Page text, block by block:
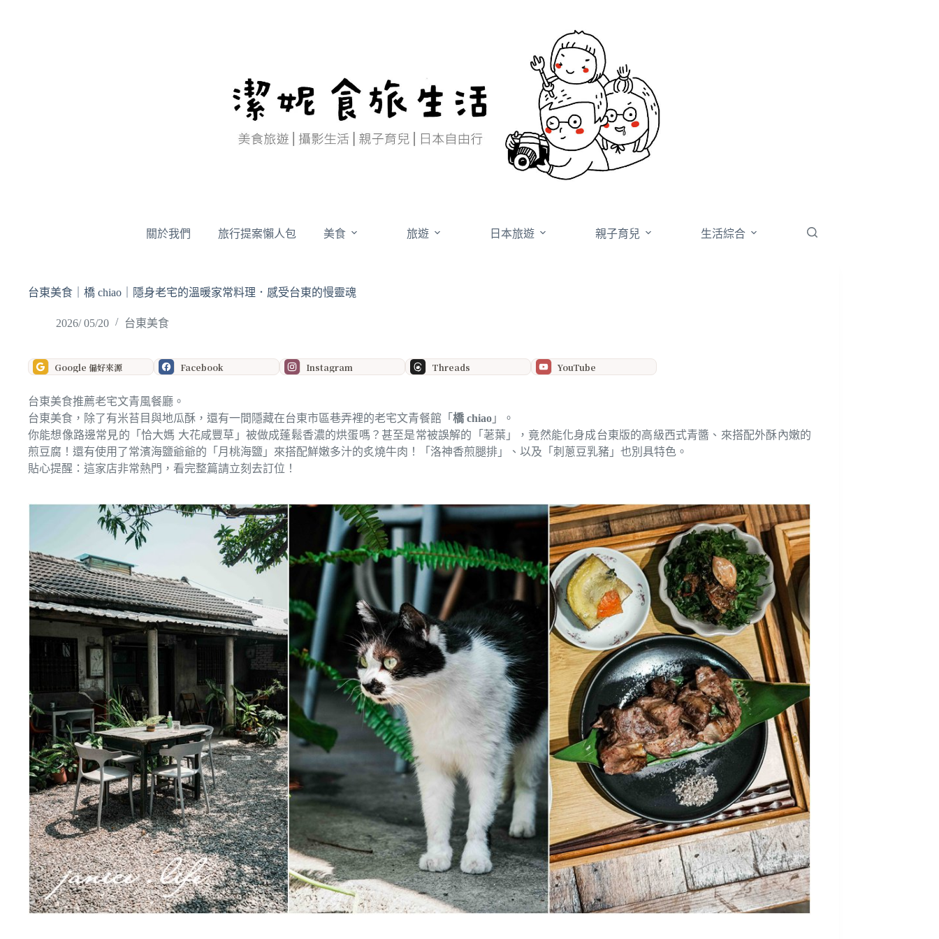
關於我們 旅行提案懶人包 美食 旅遊 日本旅遊 親子育兒 生活綜合
台東美食｜橋 chiao｜隱身老宅的溫暖家常料理．感受台東的慢靈魂
2026/ 05/20 台東美食
Google 偏好來源 Facebook Instagram Threads YouTube
台東美食推薦老宅文青風餐廳。
台東美食，除了有米苔目與地瓜酥，還有一間隱藏在台東市區巷弄裡的老宅文青餐館「 橋 chiao 」。
你能想像路邊常見的「恰大媽 大花咸豐草」被做成蓬鬆香濃的烘蛋嗎？甚至是常被誤解的「荖葉」，竟然能化身成台東版的高級西式青醬、來搭配外酥內嫩的
煎豆腐！還有使用了常濱海鹽爺爺的「月桃海鹽」來搭配鮮嫩多汁的炙燒牛肉！「洛神香煎腿排」、以及「刺蔥豆乳豬」也別具特色。
貼心提醒：這家店非常熱門，看完整篇請立刻去訂位！